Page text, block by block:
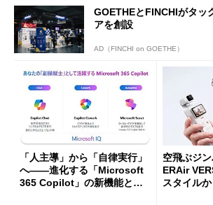
GOETHEとFINCHIがタッ
アを創設
AD（FINCHI on GOETHE）
「人主導」から「自律実行」
へ――進化する「Microsoft
365 Copilot」の新機能とエ
空飛ぶジ
ERAir
スタイル